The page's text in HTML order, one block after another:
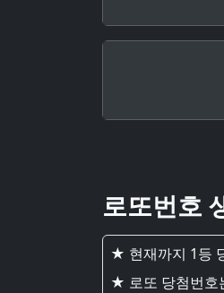
로또번호
★ 현재까지 1등
★ 로또 당첨번호